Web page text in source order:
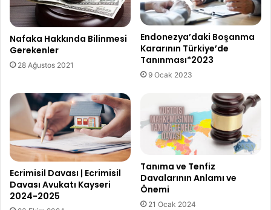
Nafaka Hakkında Bilinmesi
Gerekenler
28 Ağustos 2021
Endonezya’daki Boşanma
Kararının Türkiye’de
Tanınması*2023
9 Ocak 2023
Ecrimisil Davası | Ecrimisil
Davası Avukatı Kayseri
2024-2025
Tanıma ve Tenfiz
Davalarının Anlamı ve
Önemi
21 Ocak 2024